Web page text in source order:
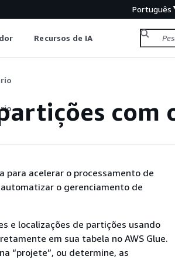
Português
Recursos de IA
com
para acelerar o processamento de
o gerenciamento de
e localizações de partições usando
em sua tabela no AWS Glue.
“projete”, ou determine, as